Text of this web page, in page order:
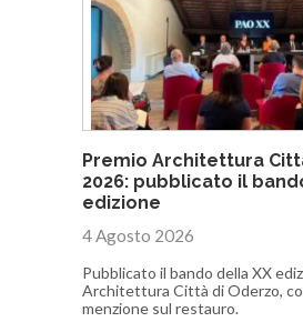
Premio Architettura
2026: pubblicato il
edizione
4 Agosto 2026
Pubblicato il bando della XX
Architettura Città di Oderzo,
menzione sul restauro.